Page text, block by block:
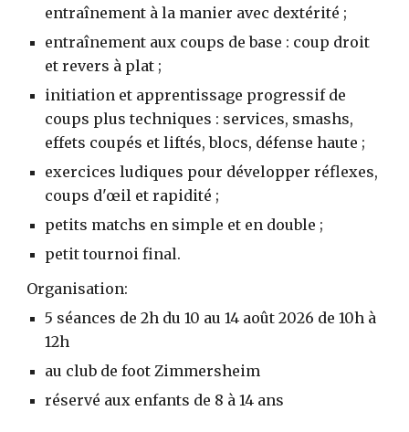
entraînement à la manier avec dextérité ;
entraînement aux coups de base : coup droit
et revers à plat ;
initiation et apprentissage progressif de
coups plus techniques : services, smashs,
effets coupés et liftés, blocs, défense haute ;
exercices ludiques pour développer réflexes,
coups d'œil et rapidité ;
petits matchs en simple et en double ;
petit tournoi final.
Organisation:
5 séances de 2h du 10 au 14 août 2026 de 10h à
12h
au club de foot Zimmersheim
réservé aux enfants de 8 à 14 ans